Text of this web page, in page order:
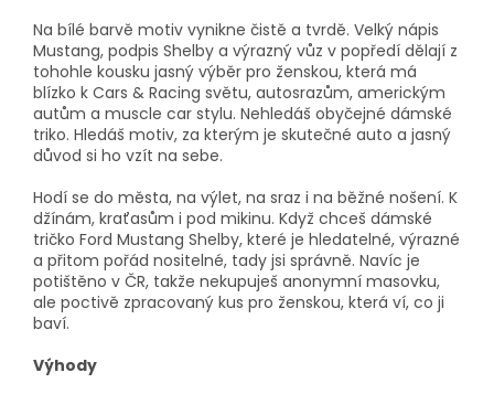
Na bílé barvě motiv vynikne čistě a tvrdě. Velký nápis
Mustang, podpis Shelby a výrazný vůz v popředí dělají z
tohohle kousku jasný výběr pro ženskou, která má
blízko k Cars & Racing světu, autosrazům, americkým
autům a muscle car stylu. Nehledáš obyčejné dámské
triko. Hledáš motiv, za kterým je skutečné auto a jasný
důvod si ho vzít na sebe.
Hodí se do města, na výlet, na sraz i na běžné nošení. K
džínám, kraťasům i pod mikinu. Když chceš dámské
tričko Ford Mustang Shelby, které je hledatelné, výrazné
a přitom pořád nositelné, tady jsi správně. Navíc je
potištěno v ČR, takže nekupuješ anonymní masovku,
ale poctivě zpracovaný kus pro ženskou, která ví, co ji
baví.
Výhody